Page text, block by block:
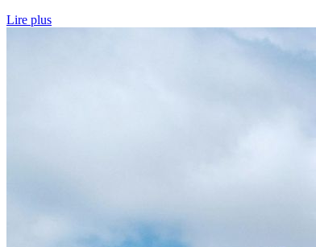
Lire plus